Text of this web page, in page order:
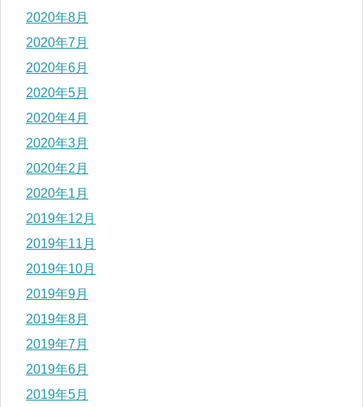
2020年8月
2020年7月
2020年6月
2020年5月
2020年4月
2020年3月
2020年2月
2020年1月
2019年12月
2019年11月
2019年10月
2019年9月
2019年8月
2019年7月
2019年6月
2019年5月